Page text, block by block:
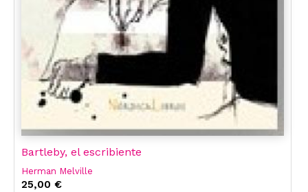
Bartleby, el escribiente
Herman Melville
25,00 €